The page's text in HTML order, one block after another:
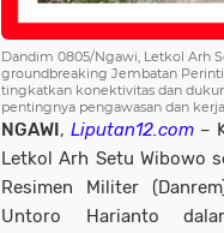
Dandim 0805/Ngawi, Letkol Arh
groundbreaking Jembatan
tingkatkan konektivitas dan
pentingnya pengawasan dan
NGAWI, Liputan12.com–
Letkol Arh Setu Wibowo
Resimen Militer
Untoro Harianto